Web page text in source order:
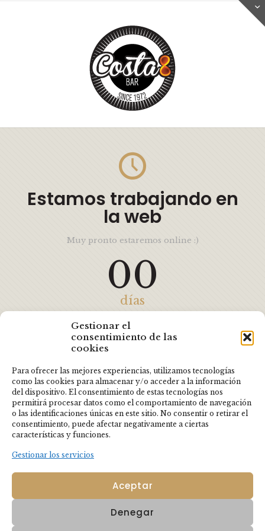
Gestionar el
consentimiento de las
cookies
Para ofrecer las mejores experiencias, utilizamos tecnologías
como las cookies para almacenar y/o acceder a la información
del dispositivo. El consentimiento de estas tecnologías nos
permitirá procesar datos como el comportamiento de navegación
o las identificaciones únicas en este sitio. No consentir o retirar el
consentimiento, puede afectar negativamente a ciertas
características y funciones.
Gestionar los servicios
Aceptar
Denegar
Estamos trabajando en
la web
Muy pronto estaremos online :)
00
días
00
00
minutos
00
segundos